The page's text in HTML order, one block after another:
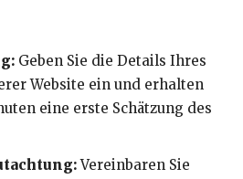
Geben Sie die Details Ihres
Website ein und erhalten
eine erste Schätzung des
Vereinbaren Sie